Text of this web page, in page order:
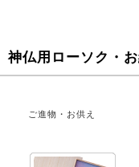
神仏用ローソク・
ご進物・お供え